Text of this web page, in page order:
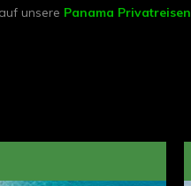
unsere Panama Privatreisen